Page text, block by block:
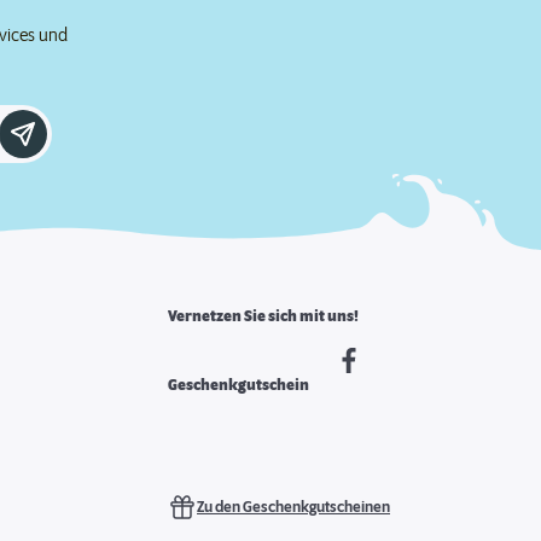
und
Vernetzen Sie sich mit uns!
Geschenkgutschein
Zu den Geschenkgutscheinen